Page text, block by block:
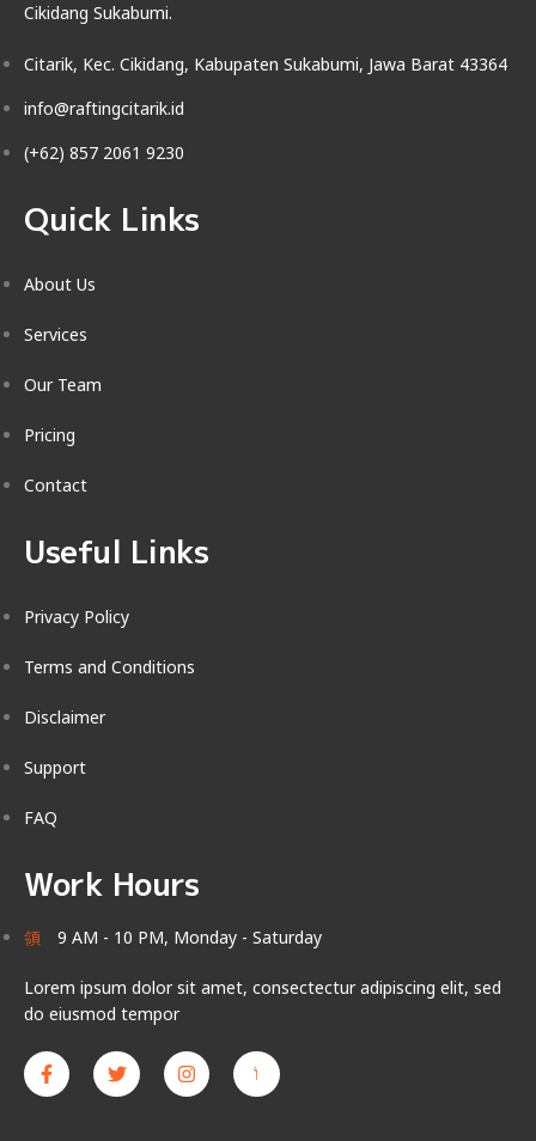
Cikidang Sukabumi.
Citarik, Kec. Cikidang, Kabupaten Sukabumi, Jawa Barat 43364
info@raftingcitarik.id
(+62) 857 2061 9230
Quick Links
About Us
Services
Our Team
Pricing
Contact
Useful Links
Privacy Policy
Terms and Conditions
Disclaimer
Support
FAQ
Work Hours
9 AM - 10 PM, Monday - Saturday
Lorem ipsum dolor sit amet, consectectur adipiscing elit, sed
do eiusmod tempor